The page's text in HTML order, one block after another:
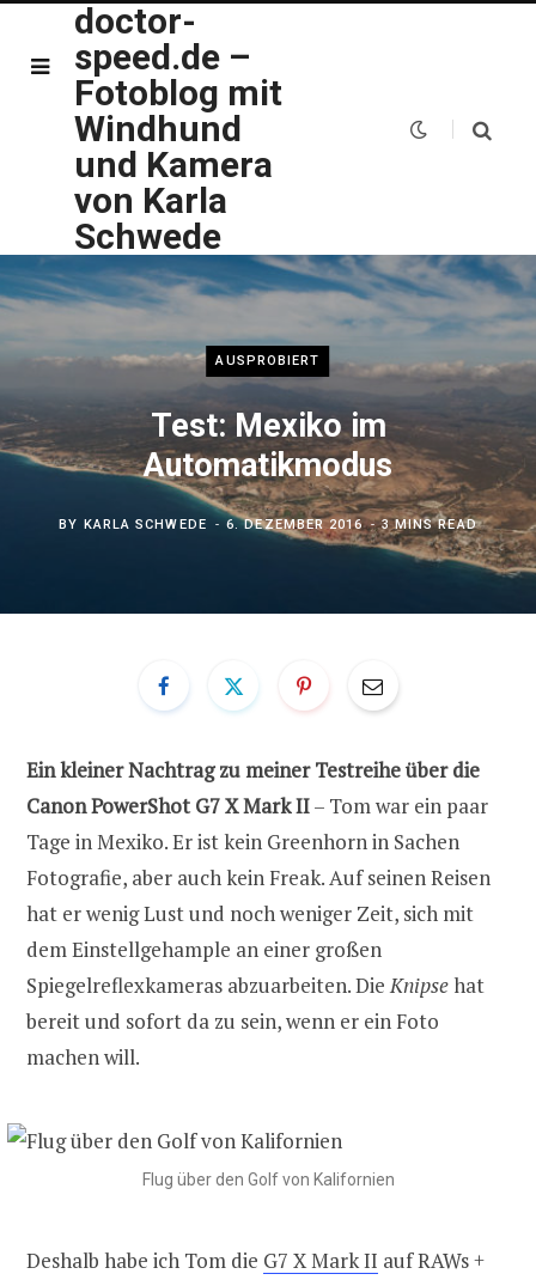
doctor-
speed.de –
Fotoblog mit
Windhund
und Kamera
von Karla
Schwede
AUSPROBIERT
Test: Mexiko im
Automatikmodus
BY KARLA SCHWEDE 6. DEZEMBER 2016 3 MINS READ
Ein kleiner Nachtrag zu meiner Testreihe über die
Canon PowerShot G7 X Mark II– Tom war ein paar
Tage in Mexiko. Er ist kein Greenhorn in Sachen
Fotografie, aber auch kein Freak. Auf seinen Reisen
hat er wenig Lust und noch weniger Zeit, sich mit
dem Einstellgehample an einer großen
Spiegelreflexkameras abzuarbeiten. DieKnipsehat
bereit und sofort da zu sein, wenn er ein Foto
machen will.
Flug über den Golf von Kalifornien
Deshalb habe ich Tom die G7 X Mark II auf RAWs +